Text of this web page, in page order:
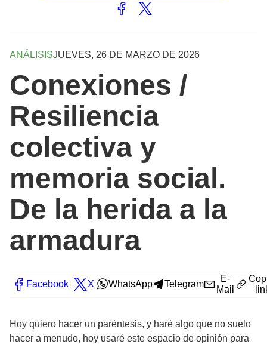
ANÁLISISJUEVES, 26 DE MARZO DE 2026
Conexiones /
Resiliencia
colectiva y
memoria social.
De la herida a la
armadura
Facebook X WhatsApp Telegram
E-
Mail
Hoy quiero hacer un paréntesis, y haré algo que no suelo
hacer a menudo, hoy usaré este espacio de opinión para